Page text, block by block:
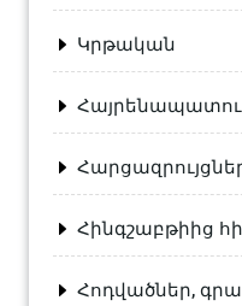
Կրթական
Հինգշաբթիից
Հոդվածներ,